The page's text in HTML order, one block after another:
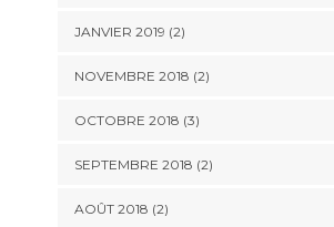
JANVIER 2019 (2)
NOVEMBRE 2018 (2)
OCTOBRE 2018 (3)
SEPTEMBRE 2018 (2)
AOÛT 2018 (2)